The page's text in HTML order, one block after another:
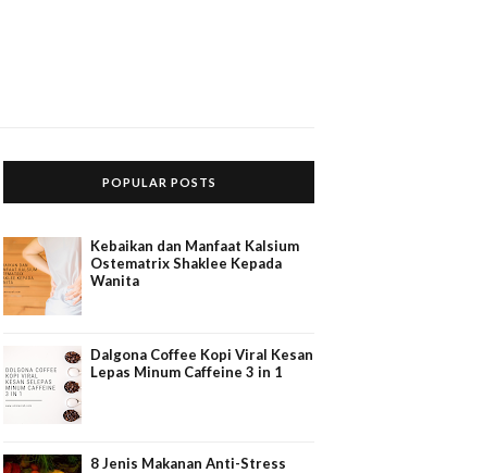
POPULAR POSTS
Kebaikan dan Manfaat Kalsium
Ostematrix Shaklee Kepada
Wanita
Dalgona Coffee Kopi Viral Kesan
Lepas Minum Caffeine 3 in 1
8 Jenis Makanan Anti-Stress